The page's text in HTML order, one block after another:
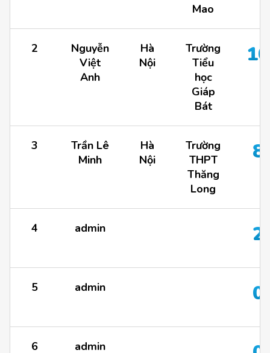
Mao
2
Nguyễn
Việt
Anh
Hà
Nội
Trường
Tiểu
học
Giáp
Bát
10
3
Trần Lê
Minh
Hà
Nội
Trường
THPT
Thăng
Long
8
4 admin 2
5 admin 0
6 admin